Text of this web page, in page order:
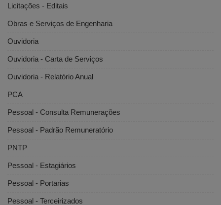
Licitações - Editais
Obras e Serviços de Engenharia
Ouvidoria
Ouvidoria - Carta de Serviços
Ouvidoria - Relatório Anual
PCA
Pessoal - Consulta Remunerações
Pessoal - Padrão Remuneratório
PNTP
Pessoal - Estagiários
Pessoal - Portarias
Pessoal - Terceirizados